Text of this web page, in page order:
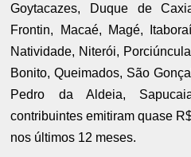
Goytacazes, Duque de
Frontin, Macaé, Magé,
Natividade, Niterói,
Bonito, Queimados, São
Pedro da Aldeia,
contribuintes emitiram quase
nos últimos 12 meses.